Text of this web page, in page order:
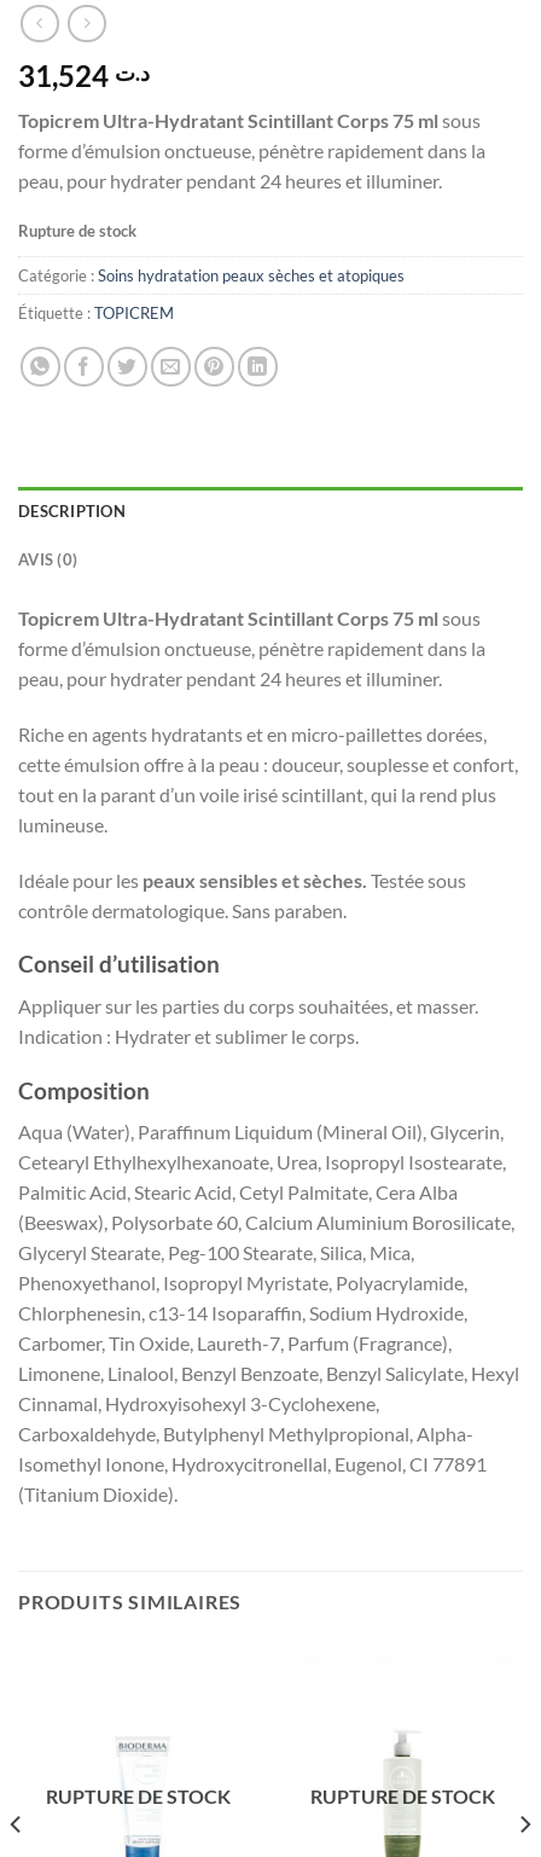
د.ت
Topicrem Ultra-Hydratant Scintillant Corps 75 ml sous
forme d’émulsion onctueuse, pénètre rapidement dans la
peau, pour hydrater pendant 24 heures et illuminer.
Rupture de stock
Catégorie :Soins hydratation peaux sèches et atopiques
Étiquette :TOPICREM
DESCRIPTION
AVIS (0)
Topicrem Ultra-Hydratant Scintillant Corps 75 ml sous
forme d’émulsion onctueuse, pénètre rapidement dans la
peau, pour hydrater pendant 24 heures et illuminer.
Riche en agents hydratants et en micro-paillettes dorées,
cette émulsion offre à la peau : douceur, souplesse et confort,
tout en la parant d’un voile irisé scintillant, qui la rend plus
lumineuse.
Idéale pour les peaux sensibles et sèches. Testée sous
contrôle dermatologique. Sans paraben.
Conseil d’utilisation
Appliquer sur les parties du corps souhaitées, et masser.
Indication : Hydrater et sublimer le corps.
Composition
Aqua (Water), Paraffinum Liquidum (Mineral Oil), Glycerin,
Cetearyl Ethylhexylhexanoate, Urea, Isopropyl Isostearate,
Palmitic Acid, Stearic Acid, Cetyl Palmitate, Cera Alba
(Beeswax), Polysorbate 60, Calcium Aluminium Borosilicate,
Glyceryl Stearate, Peg-100 Stearate, Silica, Mica,
Phenoxyethanol, Isopropyl Myristate, Polyacrylamide,
Chlorphenesin, c13-14 Isoparaffin, Sodium Hydroxide,
Carbomer, Tin Oxide, Laureth-7, Parfum (Fragrance),
Limonene, Linalool, Benzyl Benzoate, Benzyl Salicylate, Hexyl
Cinnamal, Hydroxyisohexyl 3-Cyclohexene,
Carboxaldehyde, Butylphenyl Methylpropional, Alpha-
Isomethyl Ionone, Hydroxycitronellal, Eugenol, CI 77891
(Titanium Dioxide).
PRODUITS SIMILAIRES
RUPTURE DE STOCK RUPTURE DE STOCK